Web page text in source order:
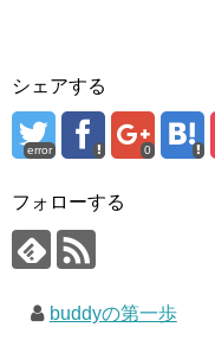
シェアする
error 0
フォローする
buddyの第一歩